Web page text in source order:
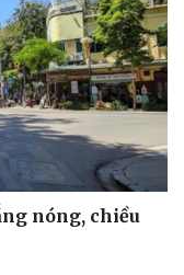
nóng, chiều